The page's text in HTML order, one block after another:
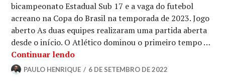
bicampeonato Estadual Sub 17 e a vaga do futebol
acreano na Copa do Brasil na temporada de 2023. Jogo
aberto As duas equipes realizaram uma partida aberta
desde o início. O Atlético dominou o primeiro tempo …
Continuar lendo
PAULO HENRIQUE 6 DE SETEMBRO DE 2022